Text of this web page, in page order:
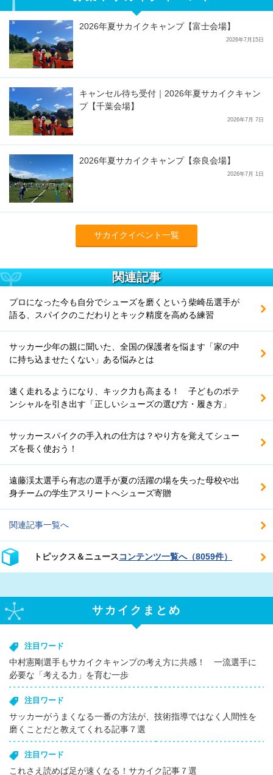
2026年夏サカイクキャンプ【富士会場】
2026年7月15日
キャンセル待ち受付｜2026年夏サカイクキャン
プ【千葉会場】
2026年7月 7日
2026年夏サカイクキャンプ【奈良会場】
2026年7月 1日
サカイクイベント一覧
関連記事
プロになった今も自分でシューズを磨くという柴崎岳選手が
語る、スパイクのこだわりとキック精度を高める練習
サッカー少年の親に聞いた、全国の保護者を悩ます「家の中
に持ち込ませたくない」ある悩みとは
速く走れるようになり、キック力も高まる！ 子どものポテ
ンシャルを引き出す「正しいシューズの選び方・履き方」
サッカースパイクの手入れの仕方は？やり方を覚えてシュー
ズを長く使おう！
遠藤渓太選手ら有志の選手が夏の活躍の場を失った母校や出
身チームの学生アスリートへシューズ寄贈
関連記事一覧へ
トピックス＆ニュースコンテンツ一覧へ（8059件）
サカイクまとめ
注目ワード
中村憲剛選手もサカイクキャンプの考え方に共感！ 一流選手に
必要な「考える力」を育む一歩
注目ワード
サッカーがうまくなる一番の方法が、技術指導ではなく人間性を
磨くことだと教えてくれる記事７選
注目ワード
これさえ読めば足が速くなる！サカイク記事７選